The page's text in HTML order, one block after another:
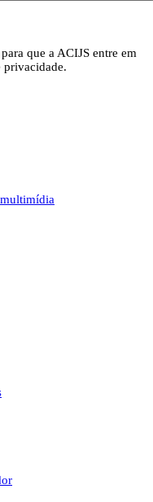
que a ACIJS entre em
privacidade.